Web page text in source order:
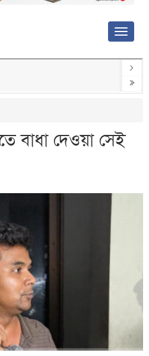
বাধা দেওয়া সেই